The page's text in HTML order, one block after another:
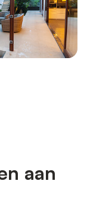
aan